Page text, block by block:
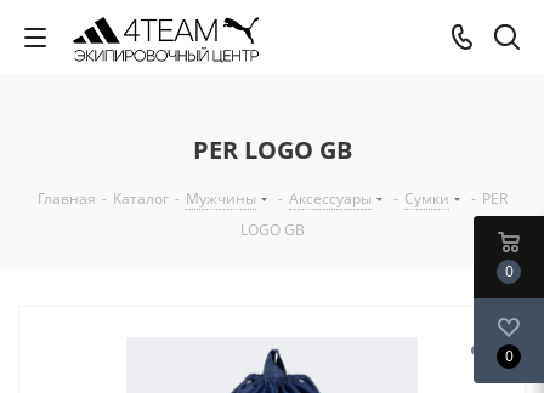
PER LOGO GB
Главная - Каталог - Мужчины - Аксессуары - Сумки - PER
LOGO GB
0
0